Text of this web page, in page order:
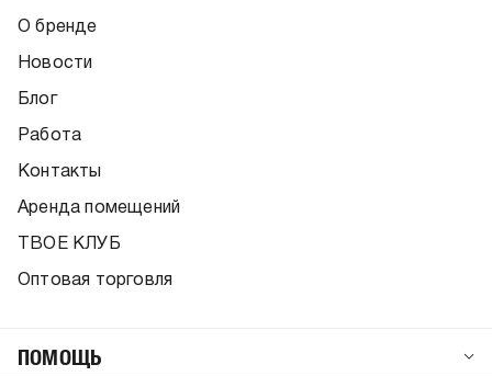
О бренде
Новости
Блог
Работа
Контакты
Аренда помещений
ТВОЕ КЛУБ
Оптовая торговля
ПОМОЩЬ